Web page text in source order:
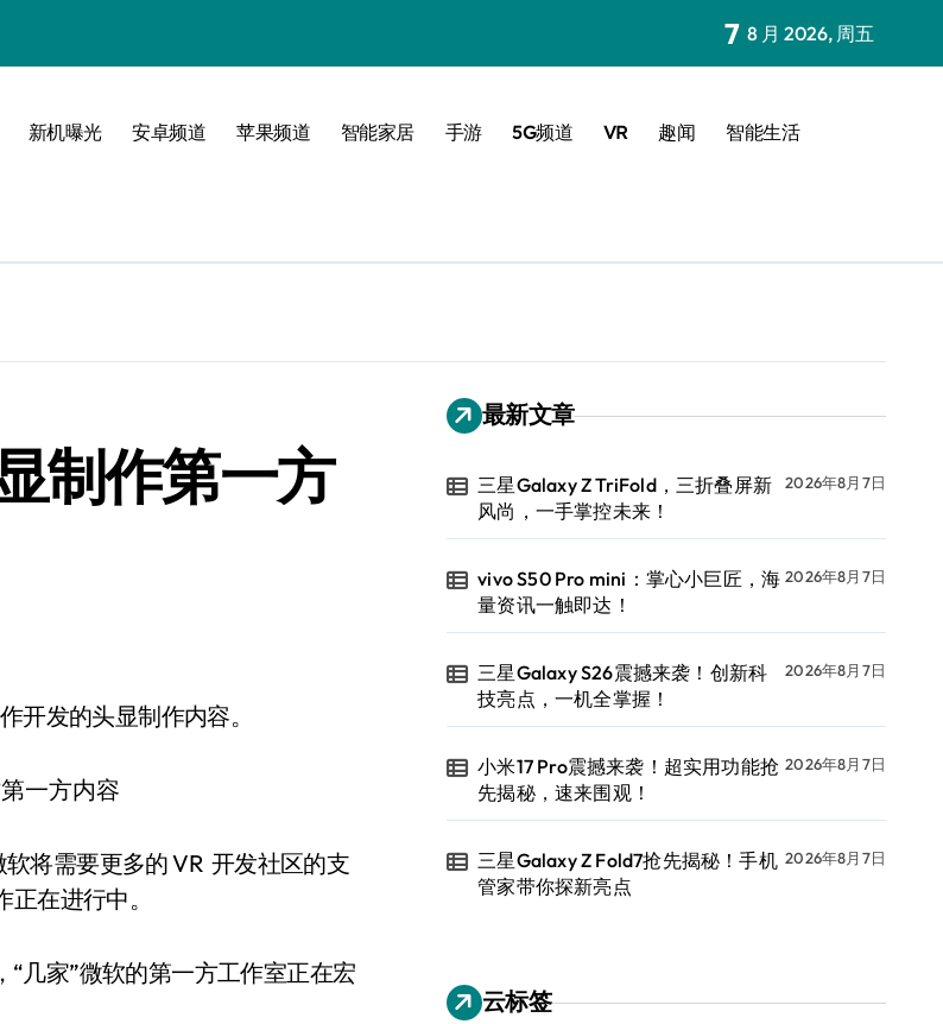
7 8 月 2026, 周五
新机曝光 安卓频道 苹果频道 智能家居 手游 5G频道 VR 趣闻 智能生活
制作第一方
开发的头显制作内容。
将需要更多的 VR 开发社区的支
在进行中。
几家”微软的第一方工作室正在宏
最新文章
三星Galaxy Z TriFold，三折叠屏新
风尚，一手掌控未来！
2026年8月7日
vivo S50 Pro mini：掌心小巨匠，海
量资讯一触即达！
2026年8月7日
三星Galaxy S26震撼来袭！创新科
技亮点，一机全掌握！
2026年8月7日
小米17 Pro震撼来袭！超实用功能抢
先揭秘，速来围观！
2026年8月7日
三星Galaxy Z Fold7抢先揭秘！手机
管家带你探新亮点
2026年8月7日
云标签